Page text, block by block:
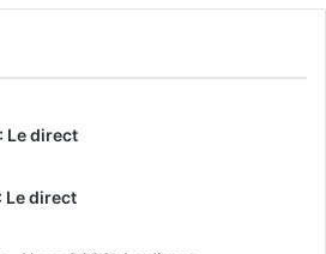
Le direct
Le direct